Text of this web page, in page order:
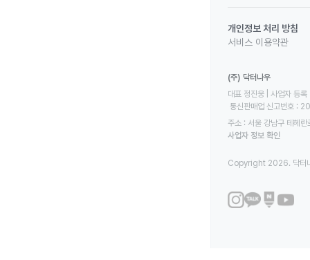
개인정보 처리 방침
서비스 이용약관
(주) 닥터나우
대표 정진웅 | 사업자
통신판매업 신고번호
주소 : 서울 강남구 테헤
사업자 정보 확인
Copyright 2026. 닥터